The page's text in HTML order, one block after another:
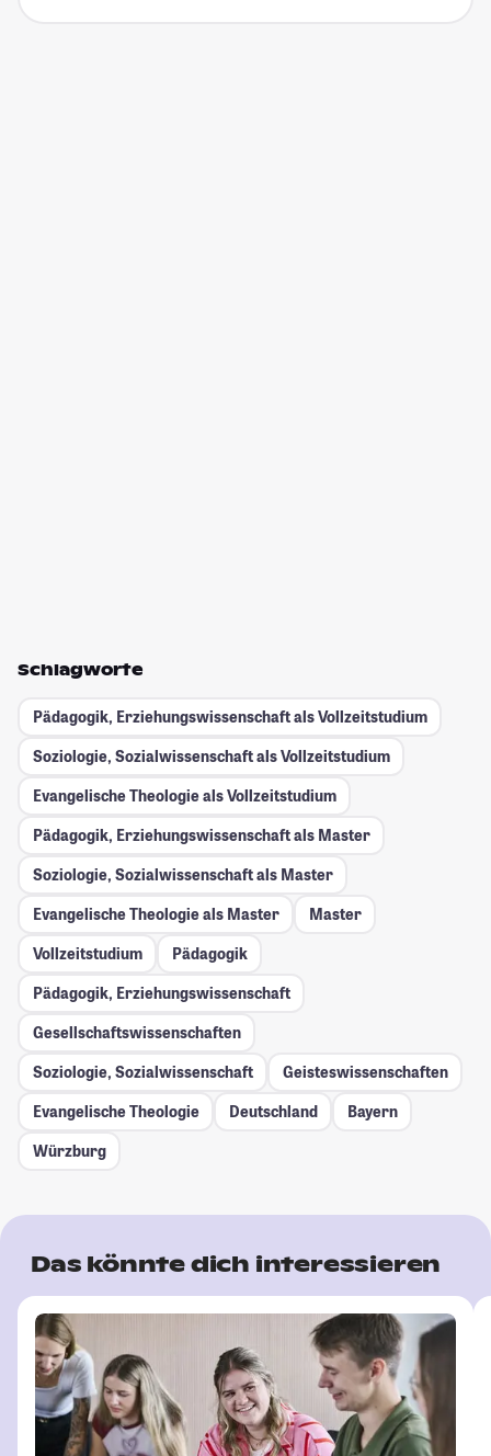
Schlagworte
Pädagogik, Erziehungswissenschaft als Vollzeitstudium
Soziologie, Sozialwissenschaft als Vollzeitstudium
Evangelische Theologie als Vollzeitstudium
Pädagogik, Erziehungswissenschaft als Master
Soziologie, Sozialwissenschaft als Master
Evangelische Theologie als Master
Master
Vollzeitstudium
Pädagogik
Pädagogik, Erziehungswissenschaft
Gesellschafts­wissenschaften
Soziologie, Sozialwissenschaft
Geisteswissenschaften
Evangelische Theologie
Deutschland
Bayern
Würzburg
Das könnte dich interessieren